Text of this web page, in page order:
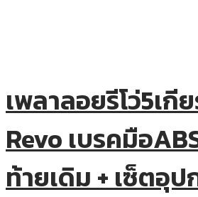
เพลาลอยรีโว่5เกี
Revo เบรคมือ
ท้ายเดิม + เซ็ตอุ